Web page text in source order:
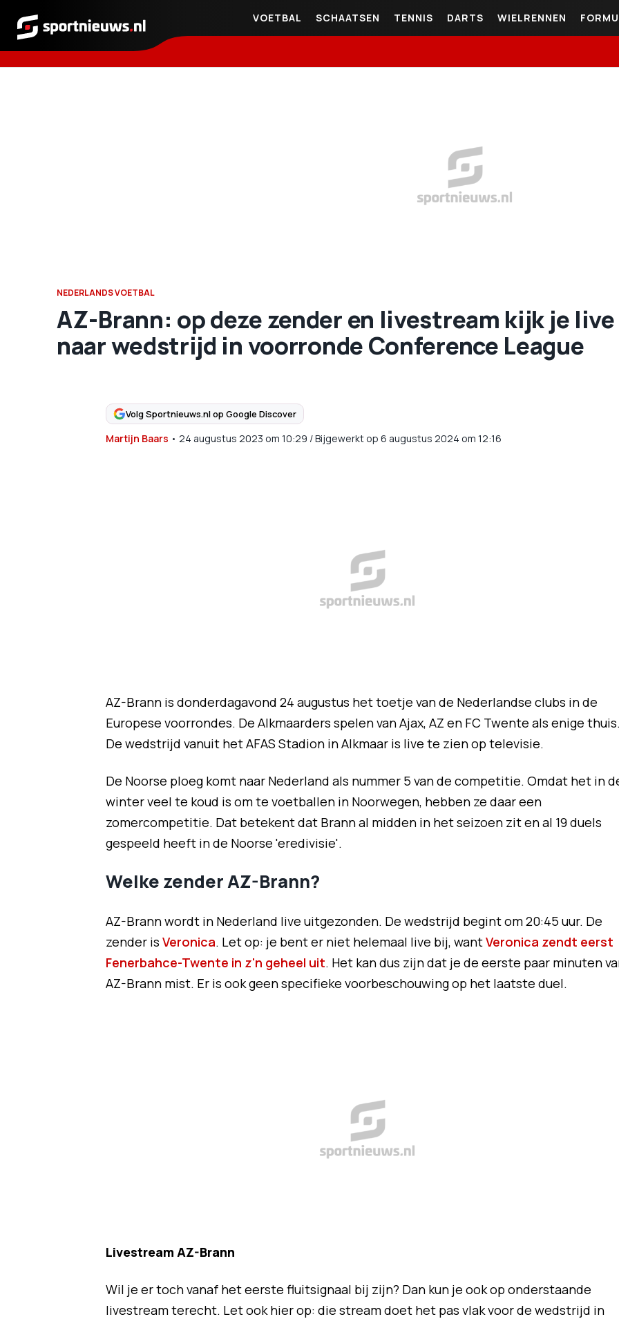
Sportnieuws.nl
VOETBAL SCHAATSEN TENNIS DARTS WIELRENNEN
NEDERLANDS VOETBAL
AZ-Brann: op deze zender en livestream kijk je live
naar wedstrijd in voorronde Conference League
Volg Sportnieuws.nl op Google Discover
Martijn Baars • 24 augustus 2023 om 10:29 /Bijgewerkt op 6 augustus 2024 om 12:16
AZ-Brann is donderdagavond 24 augustus het toetje van de Nederlandse clubs in de
Europese voorrondes. De Alkmaarders spelen van Ajax, AZ en FC Twente als enige
De wedstrijd vanuit het AFAS Stadion in Alkmaar is live te zien op televisie.
De Noorse ploeg komt naar Nederland als nummer 5 van de competitie. Omdat het in
winter veel te koud is om te voetballen in Noorwegen, hebben ze daar een
zomercompetitie. Dat betekent dat Brann al midden in het seizoen zit en al 19 duels
gespeeld heeft in de Noorse 'eredivisie'.
Welke zender AZ-Brann?
AZ-Brann wordt in Nederland live uitgezonden. De wedstrijd begint om 20:45 uur. De
zender is Veronica. Let op: je bent er niet helemaal live bij, wantVeronica zendt eerst
Fenerbahce-Twente in z'n geheel uit. Het kan dus zijn dat je de eerste paar minuten
AZ-Brann mist. Er is ook geen specifieke voorbeschouwing op het laatste duel.
Livestream AZ-Brann
Wil je er toch vanaf het eerste fluitsignaal bij zijn? Dan kun je ook op onderstaande
livestream terecht. Let ook hier op: die stream doet het pas vlak voor de wedstrijd in